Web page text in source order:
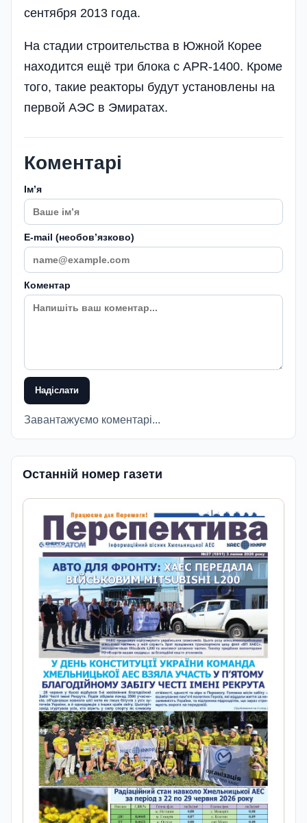
сентября 2013 года.
На стадии строительства в Южной Корее
находится ещё три блока с APR-1400. Кроме
того, такие реакторы будут установлены на
первой АЭС в Эмиратах.
Коментарі
Імʼя
E-mail (необовʼязково)
Коментар
Надіслати
Завантажуємо коментарі...
Останній номер газети